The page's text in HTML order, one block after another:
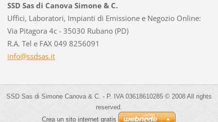
SSD Sas di Canova Simone & C.
Uffici, Laboratori, Impianti di Emissione e Negozio Online:
Via Pitagora 4c - 35030 Rubano (PD)
R.A. Tel e FAX 049 8256091
info@ssdsas.it
SSD Sas di Simone Canova & C. - P. IVA 03618610285 © 2008 All rights
reserved.
Crea un sito internet gratis